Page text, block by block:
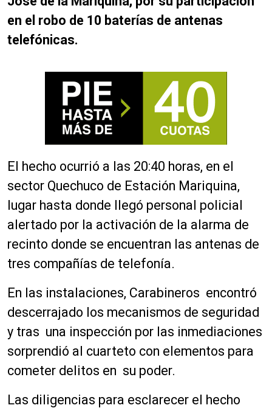
en el robo de 10 baterías de antenas
telefónicas.
El hecho ocurrió a las 20:40 horas, en el
sector Quechuco de Estación Mariquina,
lugar hasta donde llegó personal policial
alertado por la activación de la alarma de
recinto donde se encuentran las antenas de
tres compañías de telefonía.
En las instalaciones, Carabineros encontró
descerrajado los mecanismos de seguridad
y tras una inspección por las inmediaciones
sorprendió al cuarteto con elementos para
cometer delitos en su poder.
Las diligencias para esclarecer el hecho